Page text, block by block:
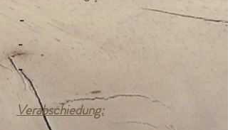
-
-
-
Verabschiedung: